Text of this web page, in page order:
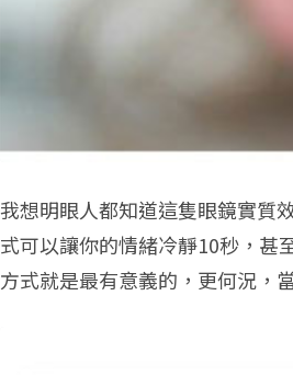
我想明眼人都知道這隻眼鏡實質
式可以讓你的情緒冷靜10秒，甚
方式就是最有意義的，更何況，